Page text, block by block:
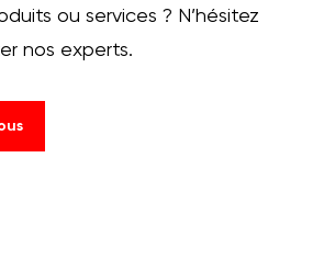
ou services ? N’hésitez
nos experts.